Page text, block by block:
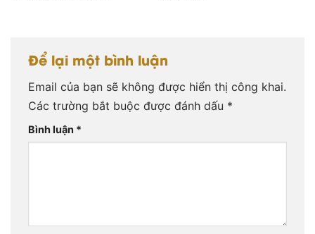
Để lại một bình luận
Email của bạn sẽ không được hiển thị công khai.
Các trường bắt buộc được đánh dấu *
Bình luận *